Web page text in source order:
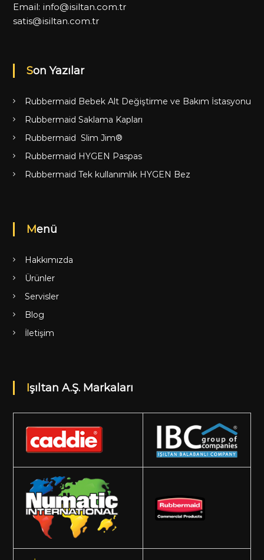
Email: info@isiltan.com.tr
satis@isiltan.com.tr
Son Yazılar
Rubbermaid Bebek Alt Değiştirme ve Bakım İstasyonu
Rubbermaid Saklama Kapları
Rubbermaid Slim Jim®
Rubbermaid HYGEN Paspas
Rubbermaid Tek kullanımlık HYGEN Bez
Menü
Hakkımızda
Ürünler
Servisler
Blog
İletişim
Işıltan A.Ş. Markaları